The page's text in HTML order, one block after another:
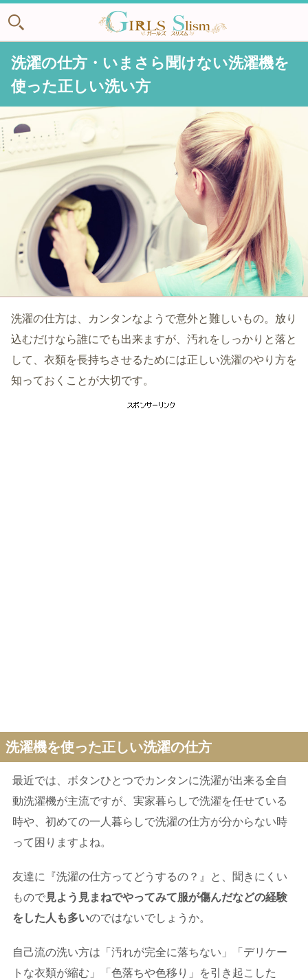
洗濯の仕方・いまさら聞けない洗濯機を
使った正しい洗い方
洗濯の仕方は、カンタンなようで意外と難しいもの。放り
込むだけなら誰にでも出来ますが、汚れをしっかりと落と
して、衣類を長持ちさせるためには正しい洗濯のやり方を
知っておくことが大切です。
洗濯機を使った正しい洗濯の仕方
最近では、ボタンひとつでカンタンに洗濯が出来る全自
動洗濯機が主流ですが、実家暮らしで洗濯を任せている
時や、初めての一人暮らしで洗濯の仕方が分からない時
って困りますよね。
友達に『洗濯の仕方ってどうするの？』と、聞きにくい
もので見よう見まねでやってみて服が傷んだなどの経験
をした人も多いのではないでしょうか。
自己流の洗い方は「汚れが完全に落ちない」「デリケー
トな衣類が縮む」「色落ちや色移り」を引き起こした